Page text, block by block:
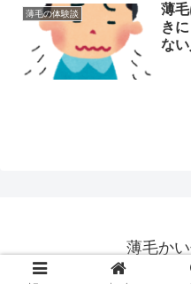
薄毛の体験談
薄
き
ない
薄毛か
© 2022 薄毛